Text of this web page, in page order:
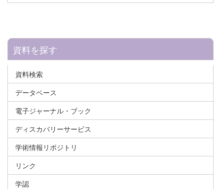
資料を探す
資料検索
データベース
電子ジャーナル・ブック
ディスカバリーサービス
学術情報リポジトリ
リンク
学認